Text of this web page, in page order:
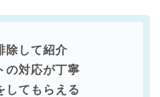
除して紹介
の対応が丁寧
してもらえる